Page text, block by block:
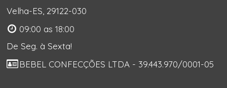
Velha-ES, 29122-030
09:00 as 18:00
De Seg. à Sexta!
BEBEL CONFECÇÕES LTDA - 39.443.970/0001-05